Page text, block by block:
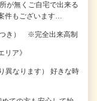
が無くご自宅で出来る
件もございます…
き） ※完全出来高制
ア》
異なります） 好きな時